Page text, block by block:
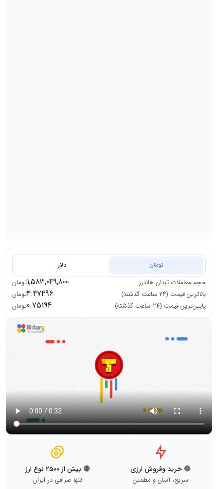
تومان دلار
حجم معاملات تیتان هانترز 1,583,049,800تومان
بالاترین قیمت (۲۴ ساعت گذشته)
4.47496تومان
پایین‌ترین قیمت (۲۴ ساعت گذشته)
0.75194تومان
🔵 خرید وفروش ارزی
سریع، آسان و مطمئن
🔴 بیش از ۲۵۰۰ نوع ارز
تنها صرافی در ایران